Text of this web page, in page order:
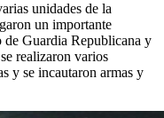
unidades de la
un importante
de Guardia Republicana y
realizaron varios
y se incautaron armas y